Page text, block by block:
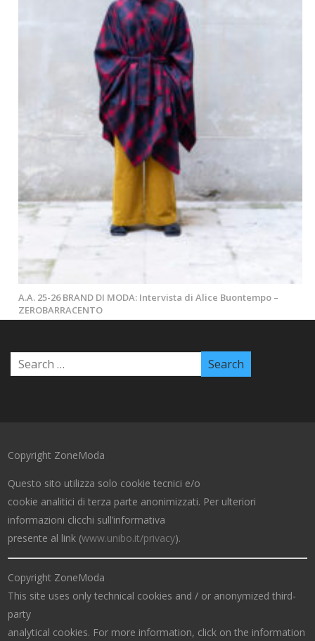
A.A. 25-26 BRAND DI MODA: Intervista di Alice Buontempo –
ZEROBARRACENTO
Copyright ZoneModa
Questo sito utilizza solo cookie tecnici e/o
cookie analitici di terza parte anonimizzati. Per ulteriori
informazioni clicchi sull’informativa
presente al link (www.unibo.it/privacy).
Copyright ZoneModa
This site uses only technical cookies and / or anonymized third-
party
analytical cookies. For more information, click on the information